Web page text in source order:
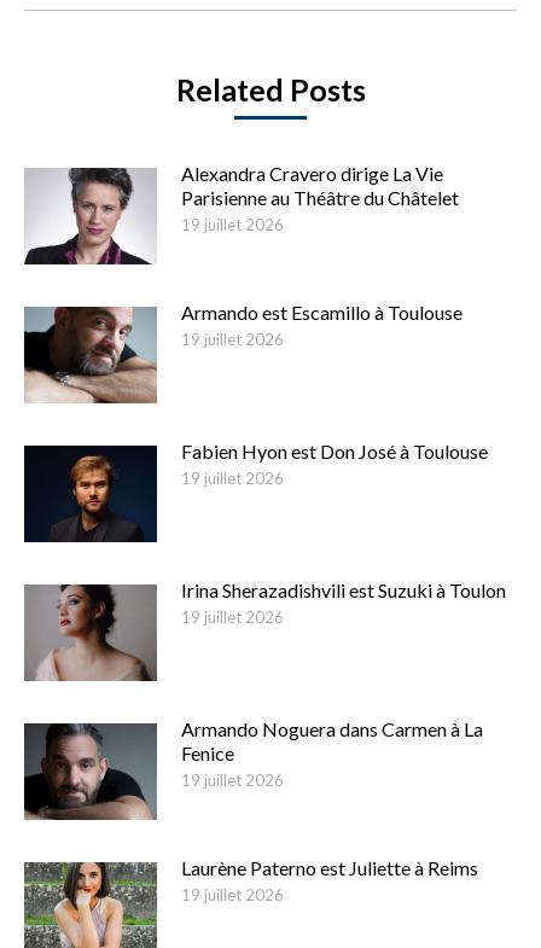
Related Posts
Alexandra Cravero dirige La Vie
Parisienne au Théâtre du Châtelet
19 juillet 2026
Armando est Escamillo à Toulouse
19 juillet 2026
Fabien Hyon est Don José à Toulouse
19 juillet 2026
Irina Sherazadishvili est Suzuki à Toulon
19 juillet 2026
Armando Noguera dans Carmen à La
Fenice
19 juillet 2026
Laurène Paterno est Juliette à Reims
19 juillet 2026